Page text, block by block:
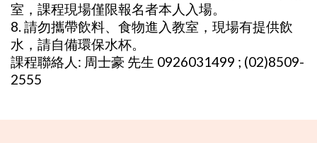
室，課程現場僅限報名者本人入場。
8. 請勿攜帶飲料、食物進入教室，現場有提供飲
水，請自備環保水杯。
課程聯絡人: 周士豪 先生 0926031499 ; (02)8509-
2555